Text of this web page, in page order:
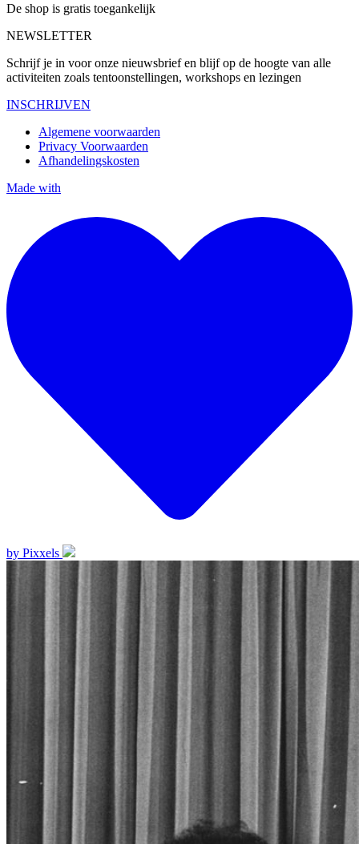
De shop is gratis toegankelijk
NEWSLETTER
Schrijf je in voor onze nieuwsbrief en blijf op de hoogte van alle
activiteiten zoals tentoonstellingen, workshops en lezingen
INSCHRIJVEN
Algemene voorwaarden
Privacy Voorwaarden
Afhandelingskosten
Made with
by Pixxels